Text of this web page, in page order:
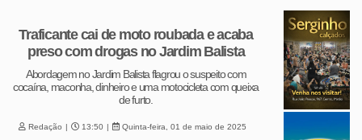
Traficante cai de moto roubada e acaba
preso com drogas no Jardim Balista
Abordagem no Jardim Balista flagrou o suspeito com
cocaína, maconha, dinheiro e uma motocicleta com queixa
de furto.
Redação 13:50 Quinta-feira, 01 de maio de 2025